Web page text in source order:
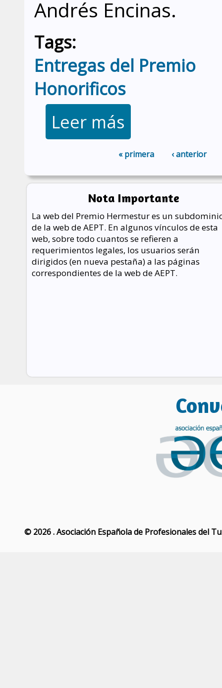
Andrés Encinas.
Tags:
Entregas del Premio
Honorificos
Leer más
« primera ‹ anterior
Nota Importante
La web del Premio Hermestur es un
de la web de AEPT. En algunos vínculos de esta
web, sobre todo cuantos se refieren a
requerimientos legales, los usuarios serán
dirigidos (en nueva pestaña) a las páginas
correspondientes de la web de AEPT.
© 2026 . Asociación Española de Profesionales del